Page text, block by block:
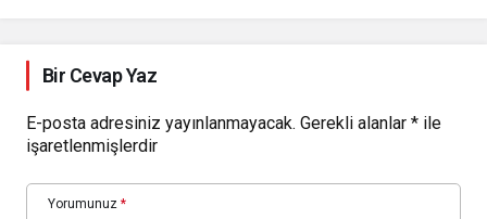
Bir Cevap Yaz
E-posta adresiniz yayınlanmayacak. Gerekli alanlar * ile
işaretlenmişlerdir
Yorumunuz *